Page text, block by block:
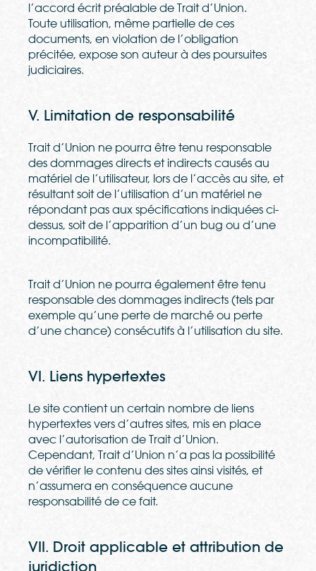
l’accord écrit préalable de Trait d’Union.
Toute utilisation, même partielle de ces
documents, en violation de l’obligation
précitée, expose son auteur à des poursuites
judiciaires.
V. Limitation de responsabilité
Trait d’Union ne pourra être tenu responsable
des dommages directs et indirects causés au
matériel de l’utilisateur, lors de l’accès au site, et
résultant soit de l’utilisation d’un matériel ne
répondant pas aux spécifications indiquées ci-
dessus, soit de l’apparition d’un bug ou d’une
incompatibilité.
Trait d’Union ne pourra également être tenu
responsable des dommages indirects (tels par
exemple qu’une perte de marché ou perte
d’une chance) consécutifs à l’utilisation du site.
VI. Liens hypertextes
Le site contient un certain nombre de liens
hypertextes vers d’autres sites, mis en place
avec l’autorisation de Trait d’Union.
Cependant, Trait d’Union n’a pas la possibilité
de vérifier le contenu des sites ainsi visités, et
n’assumera en conséquence aucune
responsabilité de ce fait.
VII. Droit applicable et attribution de
juridiction